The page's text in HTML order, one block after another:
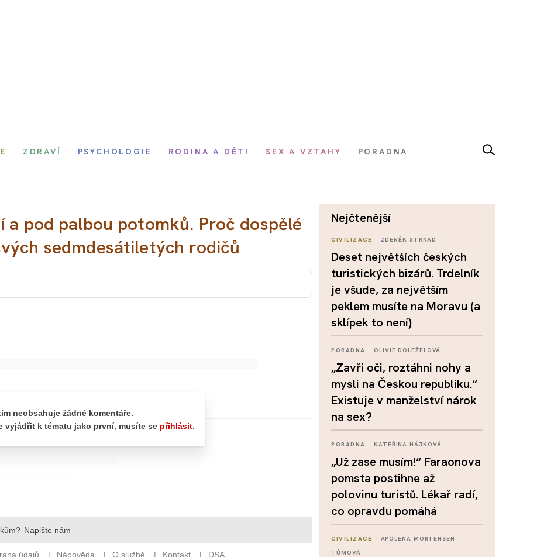
ZDRAVÍ PSYCHOLOGIE RODINA A DĚTI SEX A VZTAHY PORADNA
a pod palbou potomků. Proč dospělé
sedmdesátiletých rodičů
nejčtenější
CIVILIZACE ZDENĚK STRNAD
Deset největších českých
turistických bizárů. Trdelník
je všude, za největším
peklem musíte na Moravu (a
sklípek to není)
PORADNA OLIVIE DOLEŽELOVÁ
„Zavři oči, roztáhni nohy a
mysli na Českou republiku.“
Existuje v manželství nárok
na sex?
PORADNA KATEŘINA HÁJKOVÁ
„Už zase musím!“ Faraonova
pomsta postihne až
polovinu turistů. Lékař radí,
co opravdu pomáhá
CIVILIZACE
APOLENA MORTENSEN
TŮMOVÁ